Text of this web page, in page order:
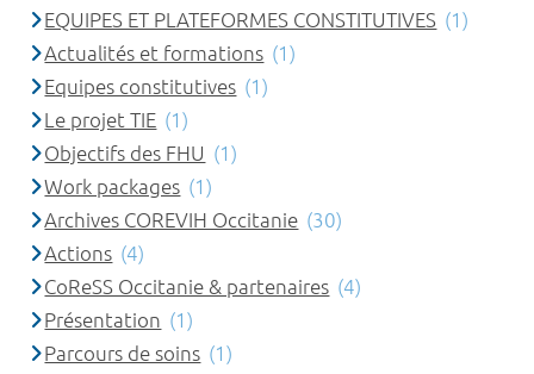
EQUIPES ET PLATEFORMES CONSTITUTIVES (1)
Actualités et formations (1)
Equipes constitutives (1)
Le projet TIE (1)
Objectifs des FHU (1)
Work packages (1)
Archives COREVIH Occitanie (30)
Actions (4)
CoReSS Occitanie & partenaires (4)
Présentation (1)
Parcours de soins (1)